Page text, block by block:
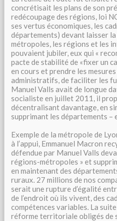
concrétisait les plans de son
redécoupage des régions, loi
ses vertus économiques, les
départements) devant laisser
métropoles, les régions et les
pouvaient jubiler, eux qui «
pacte de stabilité de «fixer un
en cours et prendre les
administratifs, de faciliter les
Manuel Valls avait de longue
socialiste en juillet 2011, il
décentralisant davantage, en
supprimant les départements
Exemple de la métropole de
à l’appui, Emmanuel Macron
défendue par Manuel Valls
régions-métropoles » et
en maintenant des
ruraux. 27 millions de nos
serait une rupture d’égalité
de l’endroit où ils vivent, des
compétences variables. La
réforme territoriale obligés de